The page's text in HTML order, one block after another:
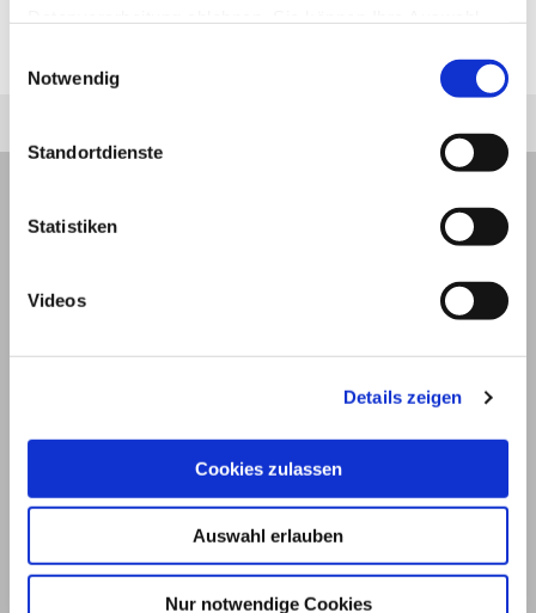
Notwendig
Standortdienste
Statistiken
Videos
Details zeigen
Cookies zulassen
Auswahl erlauben
Nur notwendige Cookies
© 2026
Datenschutz Privatsphäre